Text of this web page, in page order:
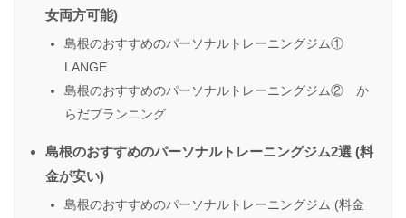
女両方可能)
島根のおすすめのパーソナルトレーニングジム①
LANGE
島根のおすすめのパーソナルトレーニングジム② か
らだプランニング
島根のおすすめのパーソナルトレーニングジム2選 (料
金が安い)
島根のおすすめのパーソナルトレーニングジム (料金